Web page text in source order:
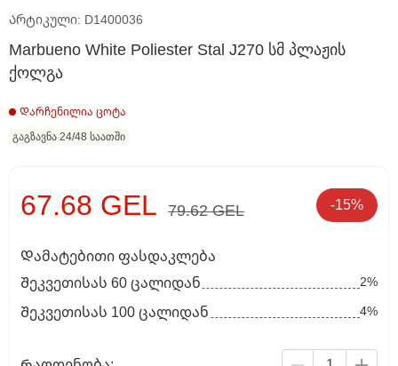
Არტიკული: D1400036
Marbueno White Poliester Stal J270 სმ პლაჟის
ქოლგა
Დარჩენილია ცოტა
გაგზავნა 24/48 საათში
67.68 GEL 79.62 GEL -15%
Დამატებითი ფასდაკლება
Შეკვეთისას 60 ცალიდან
2%
Შეკვეთისას 100 ცალიდან 4%